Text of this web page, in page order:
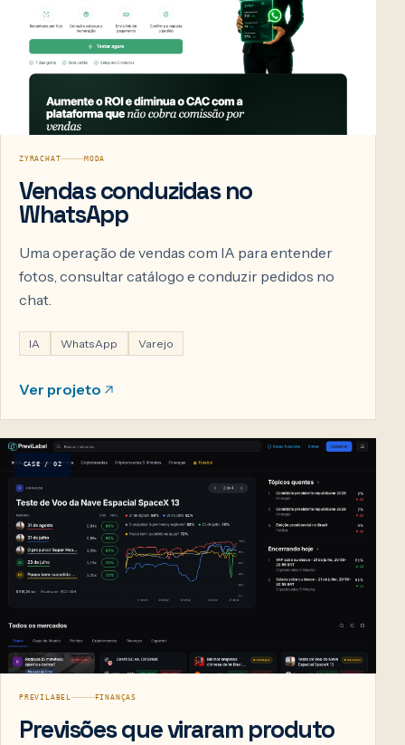
ZYRACHAT MODA
Vendas conduzidas no
WhatsApp
Uma operação de vendas com IA para entender
fotos, consultar catálogo e conduzir pedidos no
chat.
IA WhatsApp Varejo
Ver projeto
CASE / 02
PREVILABEL FINANÇAS
Previsões que viraram produto